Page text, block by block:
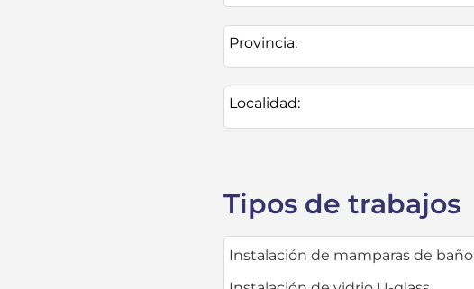
Provincia:
Localidad:
Tipos de trabajos
Instalación de mamparas de baño